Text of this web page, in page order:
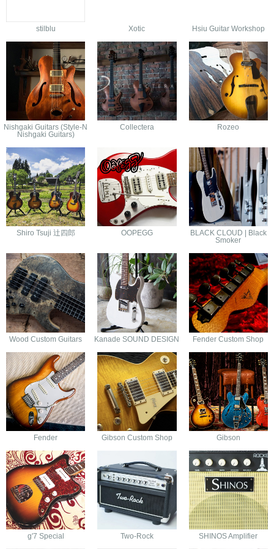
stilblu Xotic Hsiu Guitar Workshop
Nishgaki Guitars (Style-N
Nishgaki Guitars)
Collectera Rozeo
Shiro Tsuji 辻四郎 OOPEGG
BLACK CLOUD | Black
Smoker
Wood Custom Guitars Kanade SOUND DESIGN Fender Custom Shop
Fender Gibson Custom Shop Gibson
g'7 Special Two-Rock SHINOS Amplifier